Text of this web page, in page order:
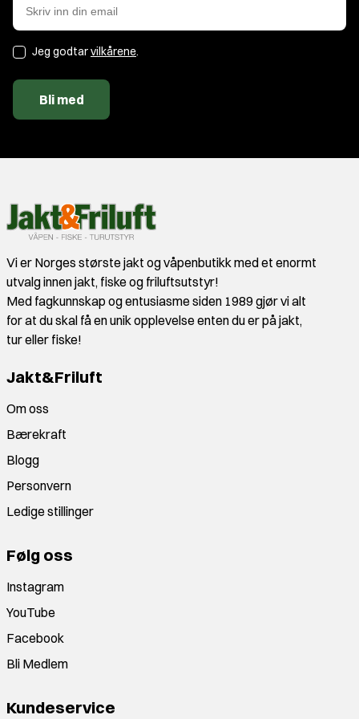
Jeg godtarvilkårene.
Bli med
Vi er Norges største jakt og våpenbutikk med et enormt
utvalg innen jakt, fiske og friluftsutstyr!
Med fagkunnskap og entusiasme siden 1989 gjør vi alt
for at du skal få en unik opplevelse enten du er på jakt,
tur eller fiske!
Jakt&Friluft
Om oss
Bærekraft
Blogg
Personvern
Ledige stillinger
Følg oss
Instagram
YouTube
Facebook
Bli Medlem
Kundeservice